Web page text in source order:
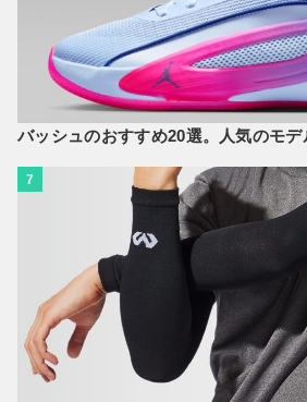
バッシュのおすすめ20選。人気のモ
7